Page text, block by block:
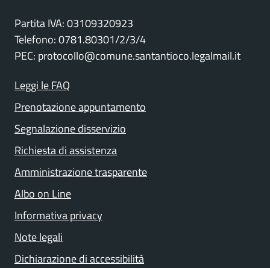
Partita IVA: 03109320923
Telefono: 0781.80301/2/3/4
PEC: protocollo@comune.santantioco.legalmail.it
Leggi le FAQ
Prenotazione appuntamento
Segnalazione disservizio
Richiesta di assistenza
Amministrazione trasparente
Albo on Line
Informativa privacy
Note legali
Dichiarazione di accessibilità